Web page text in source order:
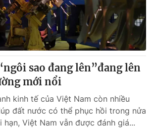
mọi hình thức nếu không có sự chấp
Ghi rõ nguồn VTV.vn khi phát hành lại
này.
sao đang lên”đang lên
mới nổi
kinh tế của Việt Nam còn nhiều
đất nước có thể phục hồi trong nửa
hạn, Việt Nam vẫn được đánh giá...